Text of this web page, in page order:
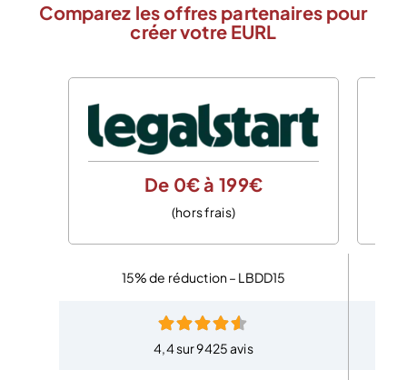
Comparez les offres partenaires pour
créer votre EURL
De 0€ à 199€
(hors frais)
15% de réduction – LBDD15
4,4 sur 9425 avis